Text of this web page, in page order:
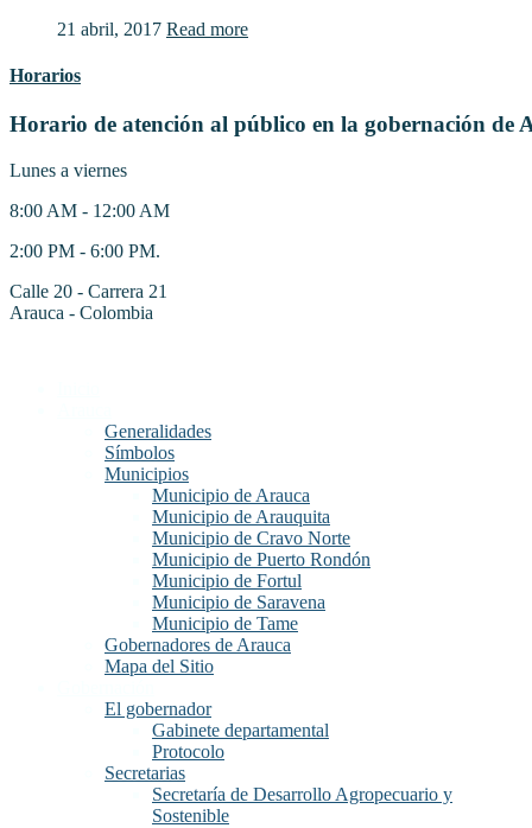
21 abril, 2017 Read more
Horarios
Horario de atención al público en la gobernación de
Lunes a viernes
8:00 AM - 12:00 AM
2:00 PM - 6:00 PM.
Calle 20 - Carrera 21
Arauca - Colombia
Generalidades
Símbolos
Municipios
Municipio de Arauca
Municipio de Arauquita
Municipio de Cravo Norte
Municipio de Puerto Rondón
Municipio de Fortul
Municipio de Saravena
Municipio de Tame
Gobernadores de Arauca
Mapa del Sitio
El gobernador
Gabinete departamental
Protocolo
Secretarias
Secretaría de Desarrollo Agropecuario y
Sostenible